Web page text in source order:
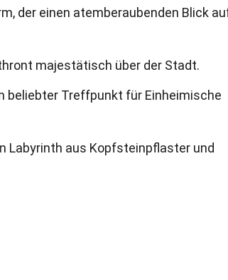
der einen atemberaubenden Blick
majestätisch über der Stadt.
beliebter Treffpunkt für Einheimische
Labyrinth aus Kopfsteinpflaster und